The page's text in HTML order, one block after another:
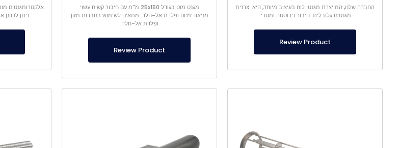
החברה שלנו, המייצרת מגנטי לוח בעיצוב מיוחד, היא יצרנית
מגנטים גלובלית. חיבור נירוסטה ומטרי.
Review Product
מגנט מוט בגודל 25x150 מ"מ עם חיבור קשיח עשוי
מניאודימיום ופלדת אל-חלד. מתאים לשימוש בחברות מזון
ופלדת אל-חלד.
Review Product
אלקטרומגנטים
ניתן